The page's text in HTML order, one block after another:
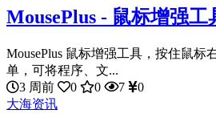
MousePlus - 鼠标增强
MousePlus 鼠标增强工具，按住鼠标
单，可将程序、文...
3 周前
0 0 7
0
大海资讯